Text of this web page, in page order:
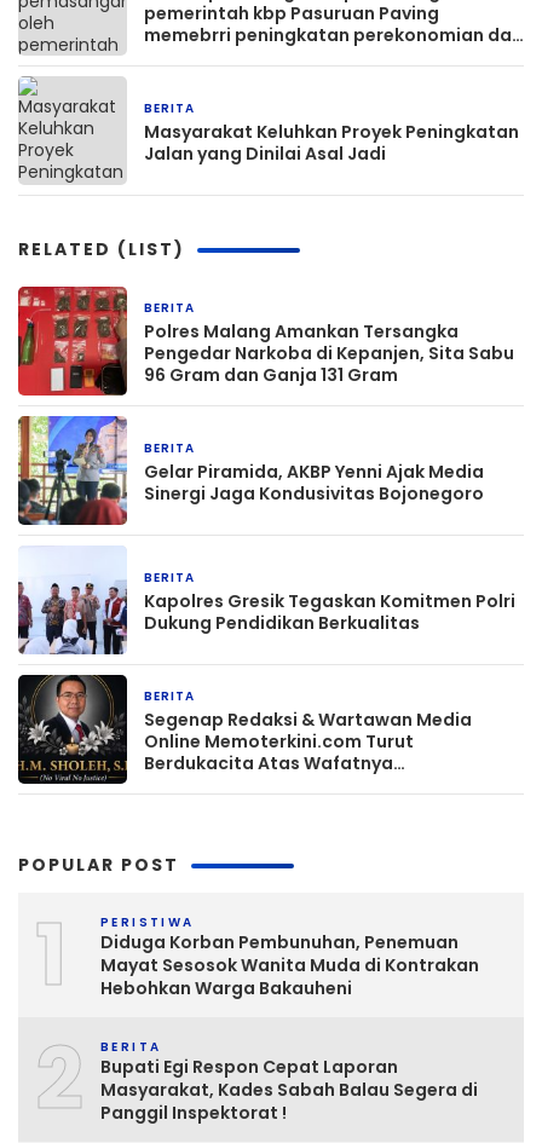
pemerintah kbp Pasuruan Paving
memebrri peningkatan perekonomian dan
BERITA
Masyarakat Keluhkan Proyek Peningkatan
Jalan yang Dinilai Asal Jadi
RELATED (LIST)
BERITA
Polres Malang Amankan Tersangka
Pengedar Narkoba di Kepanjen, Sita Sabu
96 Gram dan Ganja 131 Gram
BERITA
Gelar Piramida, AKBP Yenni Ajak Media
Sinergi Jaga Kondusivitas Bojonegoro
BERITA
Kapolres Gresik Tegaskan Komitmen Polri
Dukung Pendidikan Berkualitas
BERITA
Segenap Redaksi & Wartawan Media
Online Memoterkini.com Turut
Berdukacita Atas Wafatnya
POPULAR POST
1 PERISTIWA
Diduga Korban Pembunuhan, Penemuan
Mayat Sesosok Wanita Muda di Kontrakan
Hebohkan Warga Bakauheni
2 BERITA
Bupati Egi Respon Cepat Laporan
Masyarakat, Kades Sabah Balau Segera di
Panggil Inspektorat !